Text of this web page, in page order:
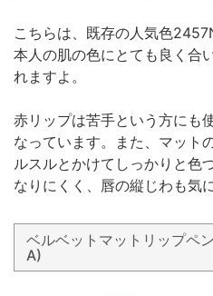
こちらは、既存の人気色
本人の肌の色にとても良く合
れますよ。
赤リップは苦手という方にも
なっています。また、マット
ルスルとかけてしっかりと色
なりにくく、唇の縦じわも気
ベルベットマットリップペ
A)